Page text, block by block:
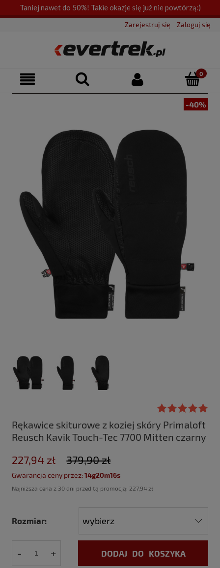
Taniej nawet do 50%! Takie okazje się już nie powtórzą:)
Zarejestruj się Zaloguj się
-40%
Rękawice skiturowe z koziej skóry Primaloft
Reusch Kavik Touch-Tec 7700 Mitten czarny
227,94 zł 379,90 zł
Gwarancja ceny przez:14g20m15s
Najniższa cena z 30 dni przed tą promocją: 227,94 zł
Rozmiar:
- + DODAJ DO KOSZYKA